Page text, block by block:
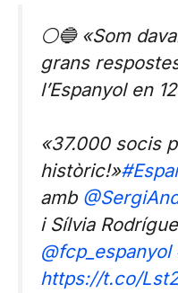
⚪🔵 «Som
grans
l’Espanyol en
«37.000 socis
històric!»
amb
i Sílvia
@fcp_espanyol
https://t.co/